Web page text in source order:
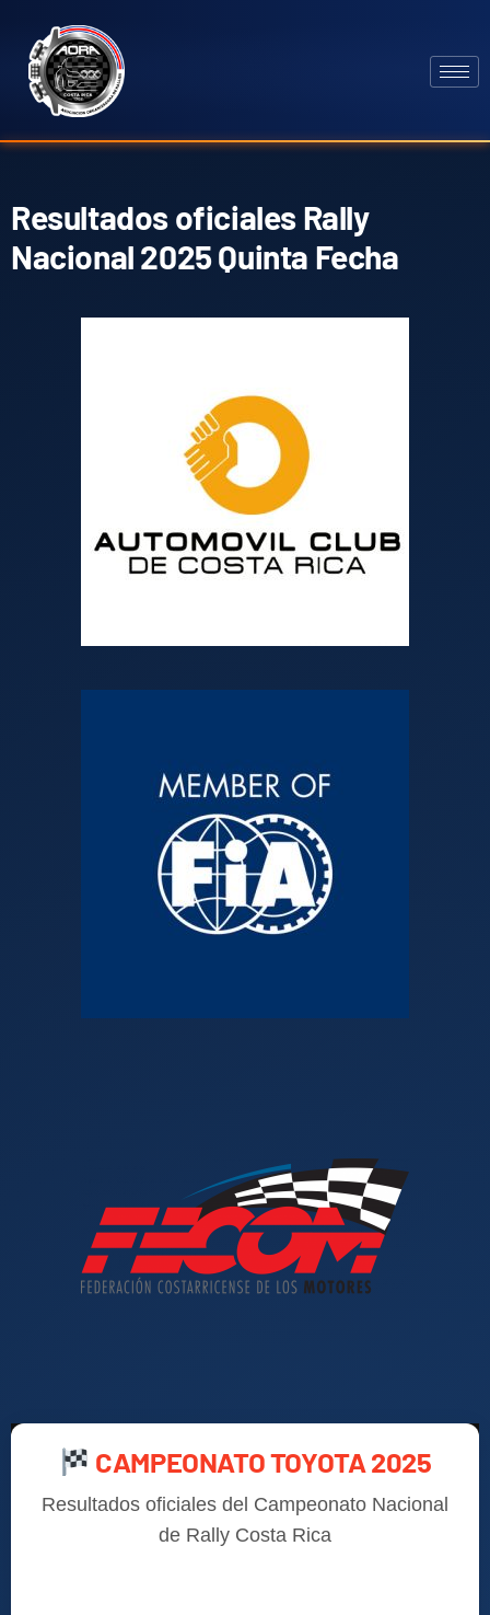
Resultados oficiales Rally
Nacional 2025 Quinta Fecha
CAMPEONATO TOYOTA 2025
Resultados oficiales del Campeonato Nacional
de Rally Costa Rica